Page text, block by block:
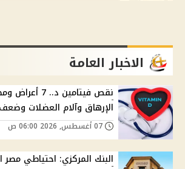
الاخبار العامة
نقص فيتامين
الإرهاق وآلام العضلات
البنك المركزي: احتياطي مصر